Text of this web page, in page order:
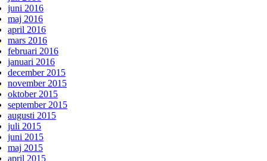
juni 2016
maj 2016
april 2016
mars 2016
februari 2016
januari 2016
december 2015
november 2015
oktober 2015
september 2015
augusti 2015
juli 2015
juni 2015
maj 2015
april 2015